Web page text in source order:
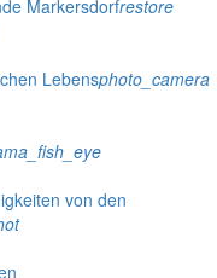
Markersdorfrestore
Lebensphoto_camera
von den